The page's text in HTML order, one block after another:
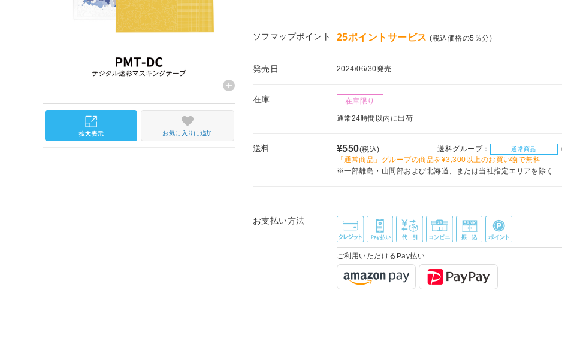
ソフマップポイント 25ポイントサービス(税込価格の5％分)
発売日 2024/06/30発売
在庫 在庫限り
通常24時間以内に出荷
送料 ¥550(税込) 送料グループ： 通常商品
「通常商品」グループの商品を¥3,300以上のお買い物で無料
※一部離島・山間部および北海道、または当社指定エリアを除く
お支払い方法
ご利用いただけるPay払い
お気に入りに追加